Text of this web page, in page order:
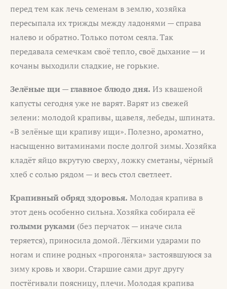
перед тем как лечь семенам в землю, хозяйка
пересыпала их трижды между ладонями — справа
налево и обратно. Только потом сеяла. Так
передавала семечкам своё тепло, своё дыхание — и
кочаны выходили сладкие, не горькие.
Зелёные щи — главное блюдо дня. Из квашеной
капусты сегодня уже не варят. Варят из свежей
зелени: молодой крапивы, щавеля, лебеды, шпината.
«В зелёные щи крапиву ищи». Полезно, ароматно,
насыщенно витаминами после долгой зимы. Хозяйка
кладёт яйцо вкрутую сверху, ложку сметаны, чёрный
хлеб с солью рядом — и весь стол светлеет.
Крапивный обряд здоровья. Молодая крапива в
этот день особенно сильна. Хозяйка собирала её
голыми руками (без перчаток — иначе сила
теряется), приносила домой. Лёгкими ударами по
ногам и спине родных «прогоняла» застоявшуюся за
зиму кровь и хвори. Старшие сами друг другу
постёгивали поясницу, плечи. Молодая крапива